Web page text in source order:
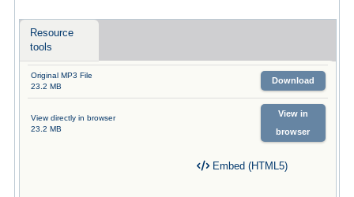
Resource
tools
Original MP3 File
23.2 MB
Download
View directly in browser
23.2 MB
View in
browser
Embed (HTML5)